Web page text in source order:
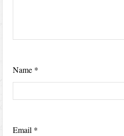
Name *
Email *